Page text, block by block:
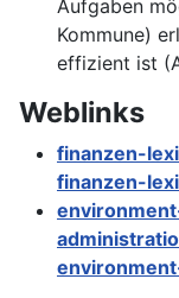
Aufgaben
Kommune)
effizient ist
Weblinks
finanzen-
finanzen-